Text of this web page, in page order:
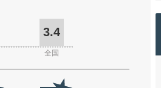
3.4
全国